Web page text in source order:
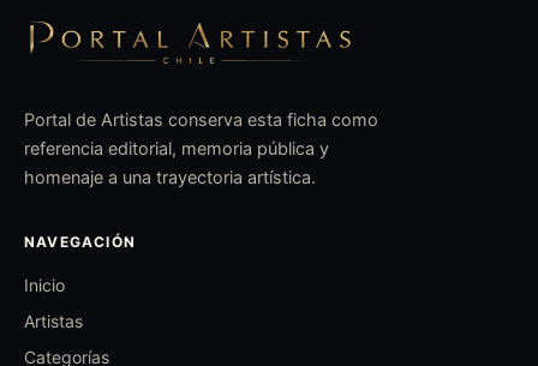
Portal de Artistas conserva esta ficha como
referencia editorial, memoria pública y
homenaje a una trayectoria artística.
NAVEGACIÓN
Inicio
Artistas
Categorías